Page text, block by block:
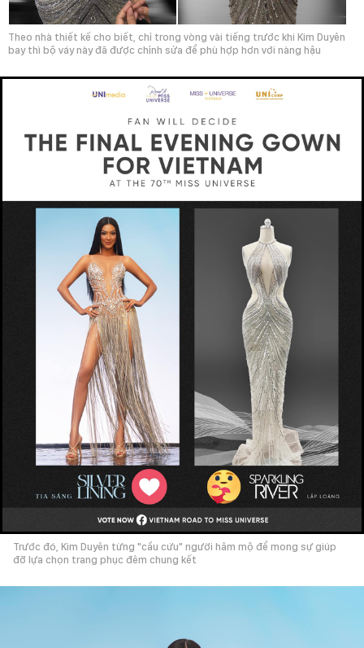
Theo nhà thiết kế cho biết, chỉ trong vòng vài tiếng trước khi Kim Duyên
bay thì bộ váy này đã được chỉnh sửa để phù hợp hơn với nàng hậu
Trước đó, Kim Duyên từng "cầu cứu" người hâm mộ để mong sự giúp
đỡ lựa chọn trang phục đêm chung kết